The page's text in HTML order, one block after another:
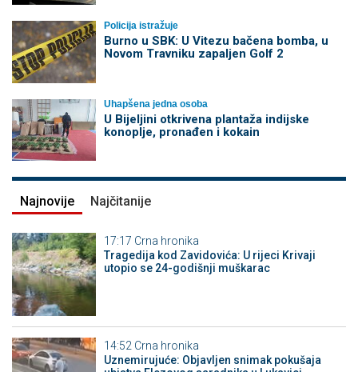
Policija istražuje
Burno u SBK: U Vitezu bačena bomba, u
Novom Travniku zapaljen Golf 2
Uhapšena jedna osoba
​U Bijeljini otkrivena plantaža indijske
konoplje, pronađen i kokain
Najnovije Najčitanije
17:17 Crna hronika
Tragedija kod Zavidovića: U rijeci Krivaji
utopio se 24-godišnji muškarac
14:52 Crna hronika
Uznemirujuće: Objavljen snimak pokušaja